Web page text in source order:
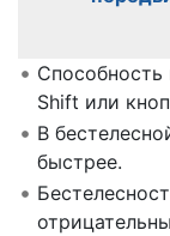
Shift или
В
быстрее.